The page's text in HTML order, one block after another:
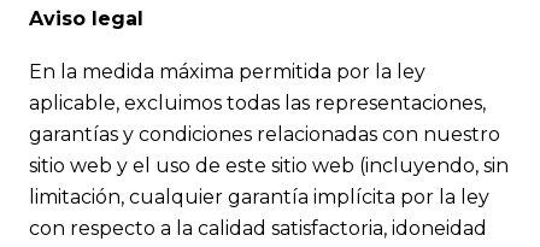
Aviso legal
En la medida máxima permitida por la ley
aplicable, excluimos todas las representaciones,
garantías y condiciones relacionadas con nuestro
sitio web y el uso de este sitio web (incluyendo, sin
limitación, cualquier garantía implícita por la ley
con respecto a la calidad satisfactoria, idoneidad